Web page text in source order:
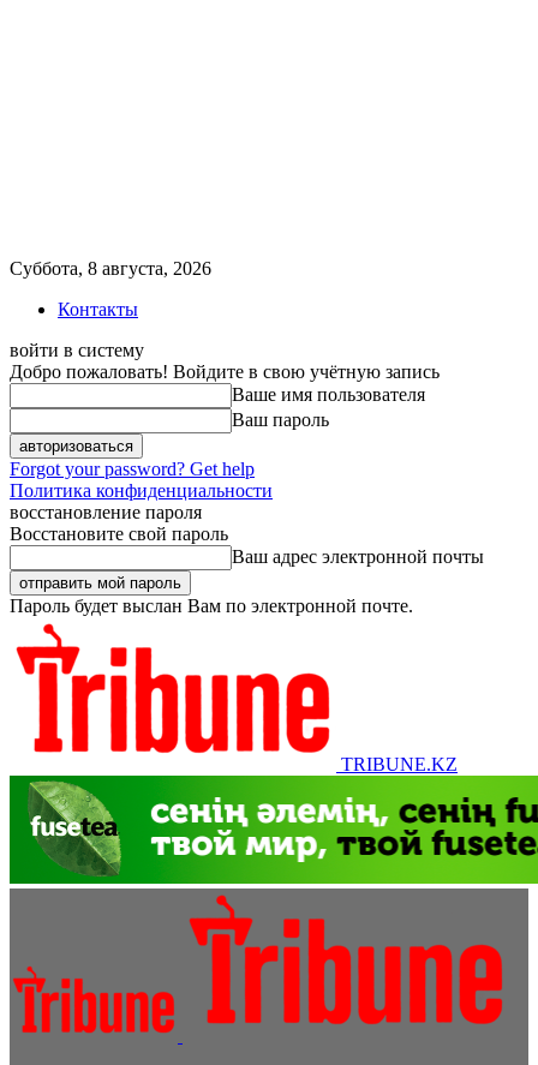
Суббота, 8 августа, 2026
Контакты
войти в систему
Добро пожаловать! Войдите в свою учётную запись
Ваше имя пользователя
Ваш пароль
Forgot your password? Get help
Политика конфиденциальности
восстановление пароля
Восстановите свой пароль
Ваш адрес электронной почты
Пароль будет выслан Вам по электронной почте.
TRIBUNE.KZ